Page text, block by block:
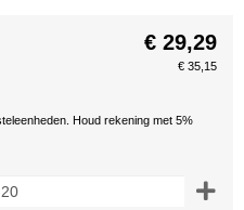
€ 29,29
€ 35,15
Houd rekening met 5%